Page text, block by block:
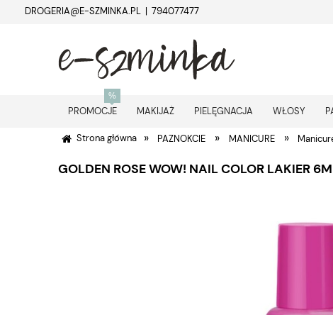
DROGERIA@E-SZMINKA.PL | 794077477
PROMOCJE MAKIJAŻ PIELĘGNACJA WŁOSY
Strona główna » PAZNOKCIE » MANICURE »
GOLDEN ROSE WOW! NAIL COLOR LAKIER